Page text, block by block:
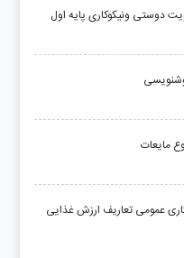
دوستى ونيكوكارى پايه اول
مایعات
عمومی تعاریف ارزش غذایی